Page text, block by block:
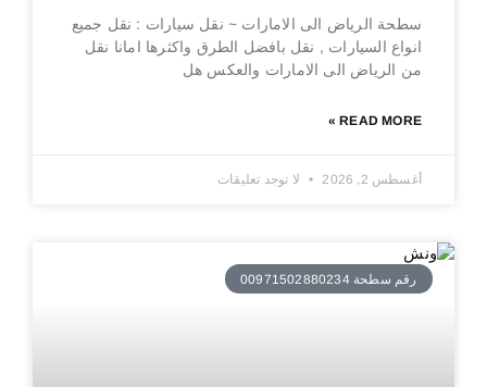
سطحة الرياض الى الامارات ~ نقل سيارات : نقل جميع
انواع السيارات , نقل بافضل الطرق واكثرها امانا نقل
من الرياض الى الامارات والعكس هل
READ MORE »
أغسطس 2, 2026 لا توجد تعليقات
رقم سطحة 00971502880234